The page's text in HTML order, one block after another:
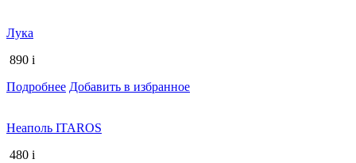
Лука
890 i
Подробнее Добавить в избранное
Неаполь ITAROS
480 i